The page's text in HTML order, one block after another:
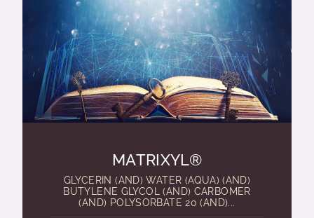
MATRIXYL®
GLYCERIN (AND) WATER (AQUA) (AND)
BUTYLENE GLYCOL (AND) CARBOMER
(AND) POLYSORBATE 20 (AND)...